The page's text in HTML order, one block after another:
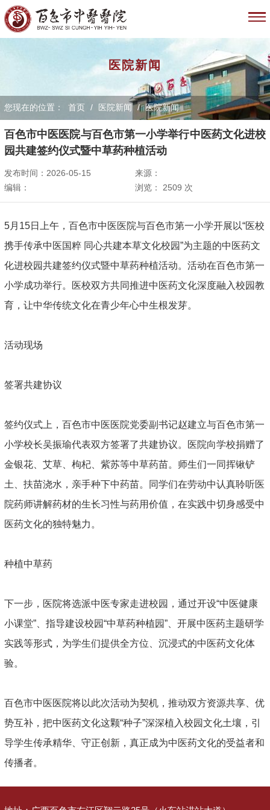
医院新闻
您现在的位置： 首页 / 医院新闻 / 医院新闻
百色市中医医院与百色市第一小学举行中医药文化进校
园共建签约仪式暨中草药种植活动
发布时间：2026-05-15
来源：
编辑：
浏览： 2509 次
5月15日上午，百色市中医医院与百色市第一小学开展以“医校
携手传承中医国粹 同心共建本草文化校园”为主题的中医药文
化进校园共建签约仪式暨中草药种植活动。活动在百色市第一
小学成功举行。医校双方共同推进中医药文化深度融入校园教
育，让中华传统文化在青少年心中生根发芽。
活动现场
签署共建协议
签约仪式上，百色市中医医院党委副书记赵建立与百色市第一
小学校长吴振瑜代表双方签署了共建协议。医院向学校捐赠了
金银花、艾草、枸杞、紫苏等中草药苗。师生们一同挥锹铲
土、扶苗浇水，亲手种下中药苗。同学们在劳动中认真聆听医
院药师讲解药材的生长习性与药用价值，在实践中切身感受中
医药文化的独特魅力。
种植中草药
下一步，医院将选派中医专家走进校园，通过开设“中医健康
小课堂”、指导建设校园“中草药种植园”、开展中医药主题研学
实践等形式，为学生们提供全方位、沉浸式的中医药文化体
验。
百色市中医医院将以此次活动为契机，推动双方资源共享、优
势互补，把中医药文化这颗“种子”深深植入校园文化土壤，引
导学生传承精华、守正创新，真正成为中医药文化的受益者和
传播者。